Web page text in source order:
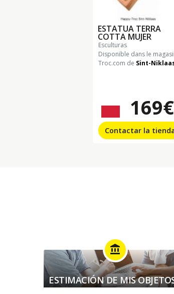
ESTATUA TERRA
COTTA MUJER
esculturas
Disponible dans le
Troc.com de Sint-
169€
Contactar la
account_balance
ESTIMACIÓN DE MIS